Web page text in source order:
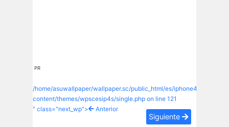
PR
/home/asuwallpaper/wallpaper.sc/public_html/es/iphone4s/wp-
content/themes/wpscesip4s/single.php on line 121
" class="next_wp">
Anterior
Siguiente